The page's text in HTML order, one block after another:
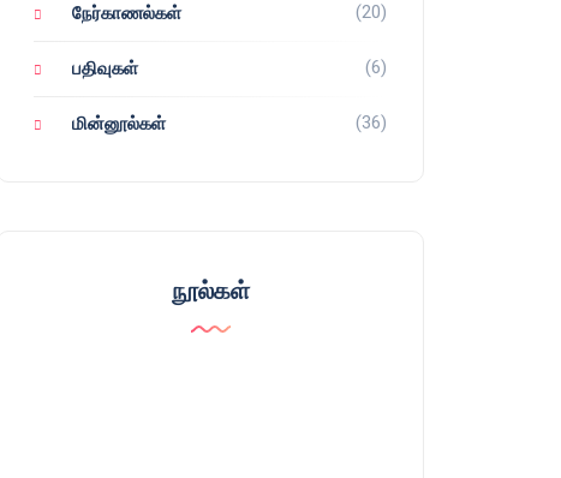
நேர்காணல்கள் (20)
பதிவுகள் (6)
மின்னூல்கள் (36)
நூல்கள்